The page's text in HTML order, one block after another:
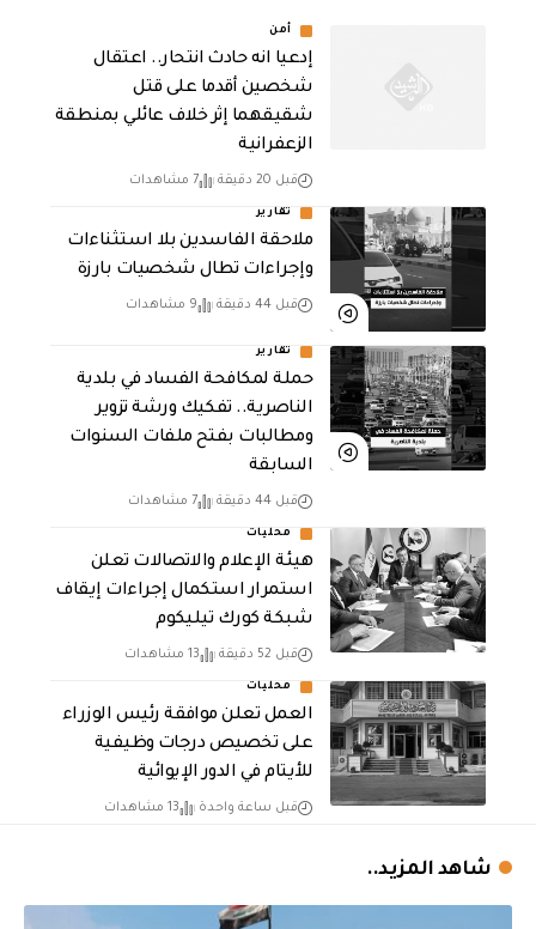
أمن
إدعيا انه حادث انتحار.. اعتقال
شخصين أقدما على قتل
شقيقهما إثر خلاف عائلي بمنطقة
الزعفرانية
قبل 20 دقيقة 7 مشاهدات
تقارير
ملاحقة الفاسدين بلا استثناءات
وإجراءات تطال شخصيات بارزة
قبل 44 دقيقة 9 مشاهدات
تقارير
حملة لمكافحة الفساد في بلدية
الناصرية.. تفكيك ورشة تزوير
ومطالبات بفتح ملفات السنوات
السابقة
قبل 44 دقيقة 7 مشاهدات
محليات
هيئة الإعلام والاتصالات تعلن
استمرار استكمال إجراءات إيقاف
شبكة كورك تيليكوم
قبل 52 دقيقة 13 مشاهدات
محليات
العمل تعلن موافقة رئيس الوزراء
على تخصيص درجات وظيفية
للأيتام في الدور الإيوائية
قبل ساعة واحدة 13 مشاهدات
شاهد المزيد..